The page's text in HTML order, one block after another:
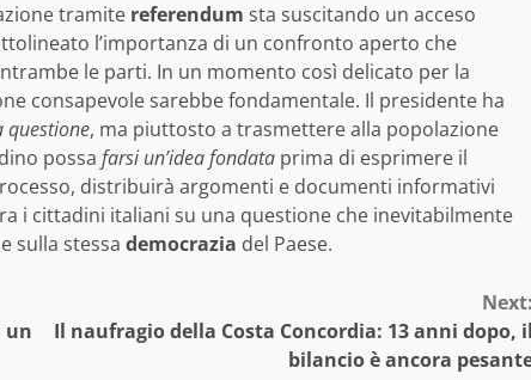
tramite referendum sta suscitando un acceso
l’importanza di un confronto aperto che
le parti. In un momento così delicato per la
consapevole sarebbe fondamentale. Il presidente ha
questione, ma piuttosto a trasmettere alla popolazione
possa farsi un’idea fondata prima di esprimere il
distribuirà argomenti e documenti informativi
i cittadini italiani su una questione che inevitabilmente
sulla stessa democrazia del Paese.
un
Il naufragio della Costa Concordia: 13 anni dopo,
bilancio è ancora